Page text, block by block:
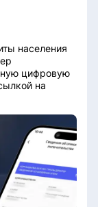
населения
цифровую
на